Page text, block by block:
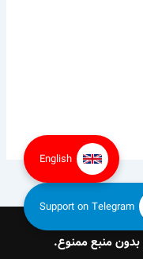
Support on Telegram
English